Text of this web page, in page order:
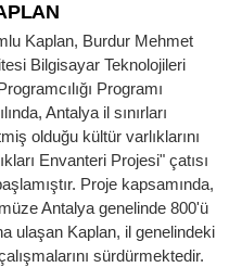
Kaplan, Burdur Mehmet
Bilgisayar Teknolojileri
Programı
Antalya il sınırları
olduğu kültür varlıklarını
Envanteri Projesi" çatısı
Proje kapsamında,
Antalya genelinde 800'ü
ulaşan Kaplan, il genelindeki
sürdürmektedir.